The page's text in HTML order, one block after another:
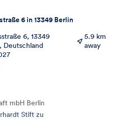
6 in 13349 Berlin
6, 13349
Deutschland
5.9 km
away
mbH Berlin
Stift zu